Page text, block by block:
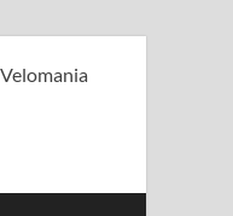
Velomania